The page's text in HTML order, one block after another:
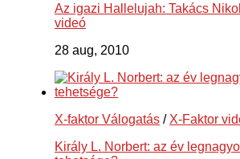
Az igazi Hallelujah: Takács
videó
28 aug, 2010
X-faktor Válogatás / X-Faktor
Király L. Norbert: az év